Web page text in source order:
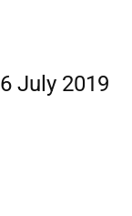
July 2019